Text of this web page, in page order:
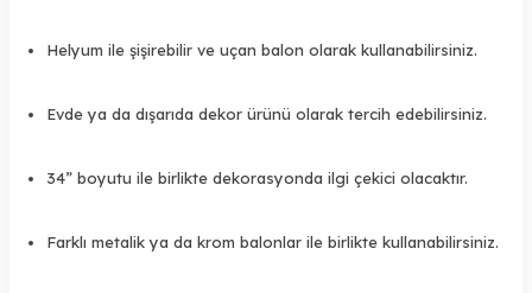
Helyum ile şişirebilir ve uçan balon olarak kullanabilirsiniz.
Evde ya da dışarıda dekor ürünü olarak tercih edebilirsiniz.
34” boyutu ile birlikte dekorasyonda ilgi çekici olacaktır.
Farklı metalik ya da krom balonlar ile birlikte kullanabilirsiniz.